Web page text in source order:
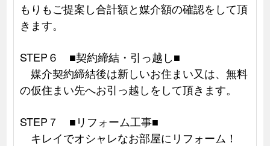
もりもご提案し合計額と媒介額の確認をして頂
きます。
STEP６ ■契約締結・引っ越し■
媒介契約締結後は新しいお住まい又は、無料
の仮住まい先へお引っ越しをして頂きます。
STEP７ ■リフォーム工事■
キレイでオシャレなお部屋にリフォーム！